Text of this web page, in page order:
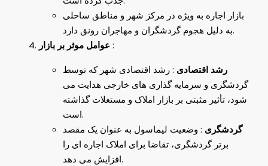
بازار اجاره به ویژه در مرکز شهر و مناطق ساحلی
به دلیل هجوم گردشگران و مهاجران رونق دارد.
عوامل موثر بر بازار :
رشد اقتصادی : رشد اقتصادی شهر که توسط
گردشگری و سرمایه گذاری های خارجی هدایت می
شود، تأثیر مثبتی بر بازار املاک و مستغلات گذاشته
است.
گردشگری : وضعیت لیماسول به عنوان یک مقصد
برتر گردشگری، تقاضا برای املاک اجاره ای را
افزایش می دهد.